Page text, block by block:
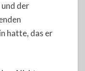
der
hatte, das er